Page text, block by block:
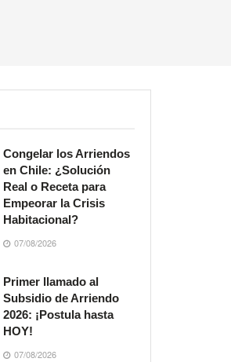
Congelar los Arriendos
en Chile: ¿Solución
Real o Receta para
Empeorar la Crisis
Habitacional?
07/08/2026
Primer llamado al
Subsidio de Arriendo
2026: ¡Postula hasta
HOY!
07/08/2026